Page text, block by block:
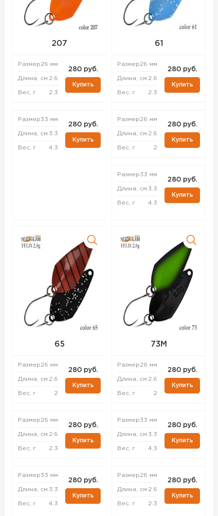
207
Размер26 мм
Длина, см 2.6
Вес, г 2.3
280 руб.
Купить
Размер33 мм
Длина, см 3.3
Вес, г 4.3
280 руб.
Купить
61
Размер26 мм
Длина, см 2.6
Вес, г 2.3
280 руб.
Купить
Размер26 мм
Длина, см 2.6
Вес, г 2
280 руб.
Купить
Размер33 мм
Длина, см 3.3
Вес, г 4.3
280 руб.
Купить
65
Размер26 мм
Длина, см 2.6
Вес, г 2
280 руб.
Купить
Размер26 мм
Длина, см 2.6
Вес, г 2.3
280 руб.
Купить
Размер33 мм
Длина, см 3.3
Вес, г 4.3
280 руб.
Купить
73M
Размер26 мм
Длина, см 2.6
Вес, г 2
280 руб.
Купить
Размер33 мм
Длина, см 3.3
Вес, г 4.3
280 руб.
Купить
Размер26 мм
Длина, см 2.6
Вес, г 2.3
280 руб.
Купить